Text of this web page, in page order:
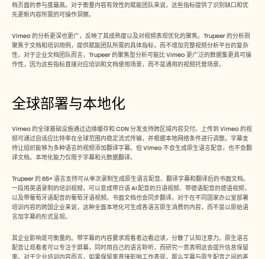
档页面的参与度最高。对于衡量内容有效性的赋能团队来说，这些指标提供了识别缺口和优
先更新内容所需的可操作洞察。
Vimeo 的分析更深也更广，反映了其成熟度以及对视频表现优化的聚焦。Trupeer 的分析则
聚焦于文档和培训用例，提供赋能团队所需的具体指标，而不增加完整视频分析平台的复杂
性。对于企业文档团队而言，Trupeer 的聚焦型分析可能比 Vimeo 更广泛的数据集更具可操
作性，因为这些指标直接对应培训和文档使用场景，而不是通用的视频托管场景。
全球部署与本地化
Vimeo 的全球基础设施通过边缘缓存和 CDN 分发支持跨区域内容交付。上传到 Vimeo 的视
频可通过自适应比特率在全球范围内稳定流式传输，并根据本地网络条件进行调整。字幕支
持让组织能够为多种语言的视频添加翻译字幕。但 Vimeo 不会生成原生语言配音，也不会翻
译文档。本地化能力仅限于字幕和元数据翻译。
Trupeer 的 65+ 语言支持可从单次录制生成原生语言配音、翻译字幕和翻译后的书面文档。
一段用英语录制的培训视频，可以变成带日语 AI 配音的日语视频、带德语配音的德语视频，
以及带葡萄牙语配音的葡萄牙语视频。书面文档也会同步翻译。对于在不同国家办公室部署
培训内容的跨国企业来说，这种全面本地化可生成各语言原生消费的内容，而不是以原始语
言加字幕的形式呈现。
其企业影响是可衡量的。带字幕的内容要求观看者边看边读，分散了认知注意力。原生语言
配音让观看者可以专注于屏幕，同时用自己的语言聆听，而研究一贯表明这会提升信息保留
率。对于企业培训内容而言，如果保留率直接影响工作表现，那么字幕与原生配音之间的差